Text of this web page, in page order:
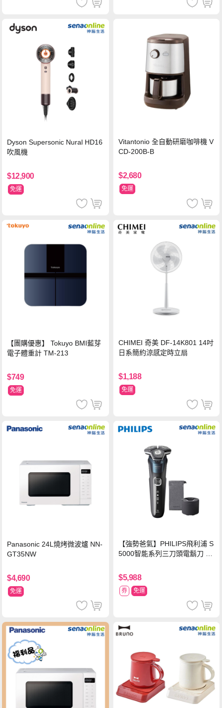
Dyson Supersonic Nural HD16
吹風機
$12,900
免運
Vitantonio 全自動研磨咖啡機 V
CD-200B-B
$2,680
免運
【團購優惠】 Tokuyo BMI藍芽
電子體重計 TM-213
$749
免運
CHIMEI 奇美 DF-14K801 14吋
日系簡約涼感定時立扇
$1,188
免運
Panasonic 24L燒烤微波爐 NN-
GT35NW
$4,690
免運
【強勢爸氣】PHILIPS飛利浦 S
5000智能系列三刀頭電鬍刀 S5
$5,988
券 免運